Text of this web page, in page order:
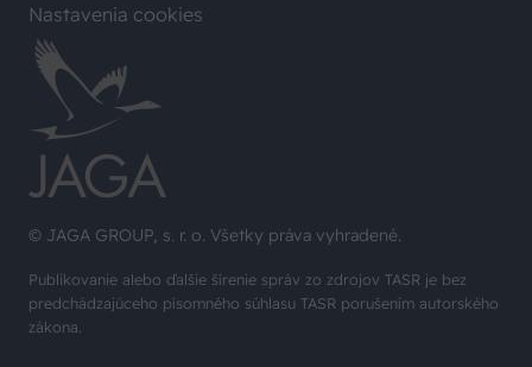
© JAGA GROUP, s. r. o. Všetky práva vyhradené.
Publikovanie alebo ďalšie šírenie správ zo zdrojov TASR je bez
predchádzajúceho písomného súhlasu TASR porušením autorského
zákona.
Nastavenia cookies